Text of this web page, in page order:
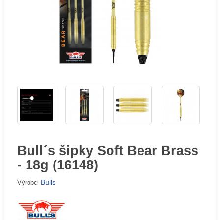
Bull´s šipky Soft Bear Brass
- 18g (16148)
Výrobci Bulls